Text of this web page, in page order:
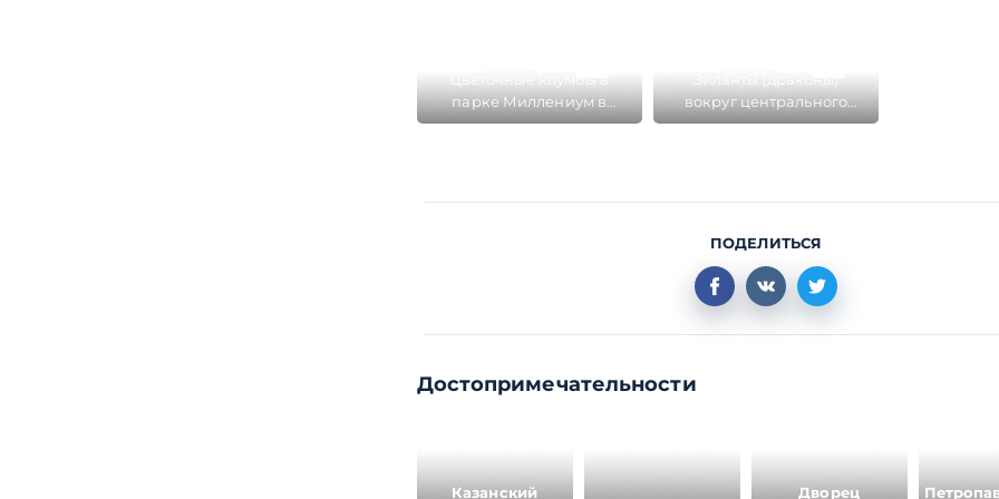
парке Миллениум в
Казани
вокруг центрального
фонтана в парке
ПОДЕЛИТЬСЯ
Достопримечательности
Казанский Дворец